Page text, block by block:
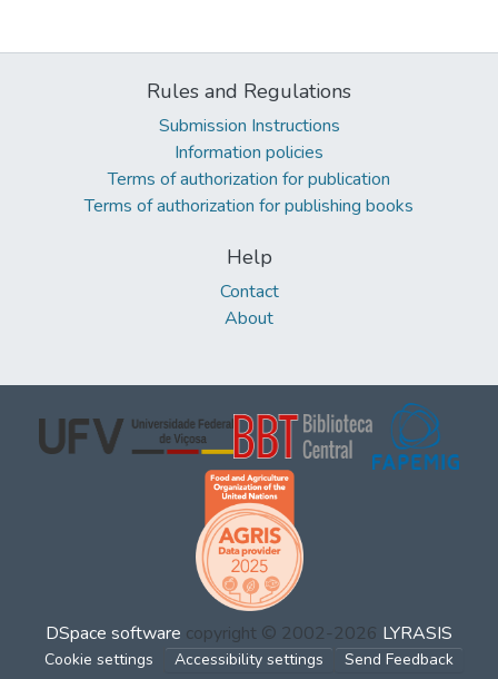
Rules and Regulations
Submission Instructions
Information policies
Terms of authorization for publication
Terms of authorization for publishing books
Help
Contact
About
DSpace software copyright © 2002-2026 LYRASIS
Cookie settings Accessibility settings Send Feedback